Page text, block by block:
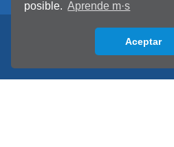
posible. Aprende m·s
Aceptar
Back to top